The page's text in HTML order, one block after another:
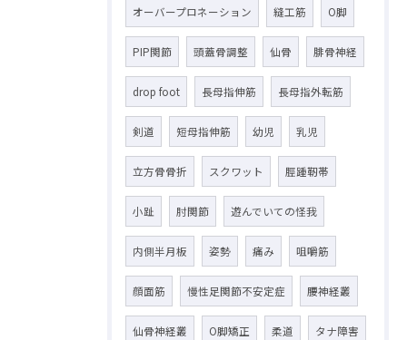
オーバープロネーション 縫工筋 O脚
PIP関節 頭蓋骨調整 仙骨 腓骨神経
drop foot 長母指伸筋 長母指外転筋
剣道 短母指伸筋 幼児 乳児
立方骨骨折 スクワット 脛踵靭帯
小趾 肘関節 遊んでいての怪我
内側半月板 姿勢 痛み 咀嚼筋
顔面筋 慢性足関節不安定症 腰神経叢
仙骨神経叢 O脚矯正 柔道 タナ障害